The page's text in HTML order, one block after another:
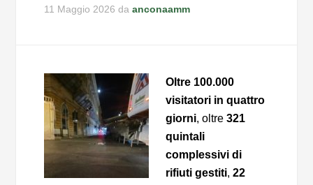
11 Maggio 2026 daanconaamm
Oltre 100.000
visitatori in quattro
giorni, oltre321
quintali
complessivi di
rifiuti gestiti,22